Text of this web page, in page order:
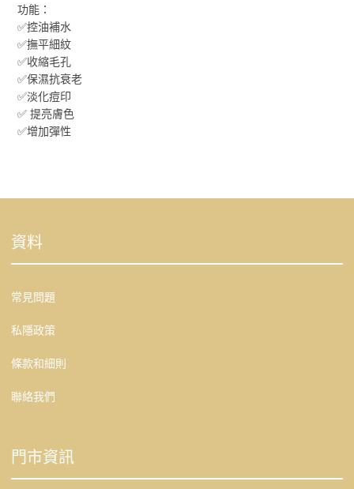
功能：
✅控油補水
✅撫平細紋
✅收縮毛孔
✅保濕抗衰老
✅淡化痘印
✅ 提亮膚色
✅增加彈性
資料
常見問題
私隱政策
條款和細則
聯絡我們
門市資訊